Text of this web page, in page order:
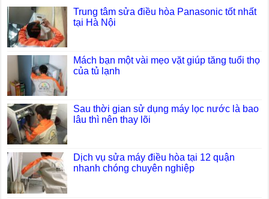
Trung tâm sửa điều hòa Panasonic tốt nhất
tại Hà Nội
Mách bạn một vài mẹo vặt giúp tăng tuổi thọ
của tủ lạnh
Sau thời gian sử dụng máy lọc nước là bao
lâu thì nên thay lõi
Dịch vụ sửa máy điều hòa tại 12 quận
nhanh chóng chuyên nghiệp